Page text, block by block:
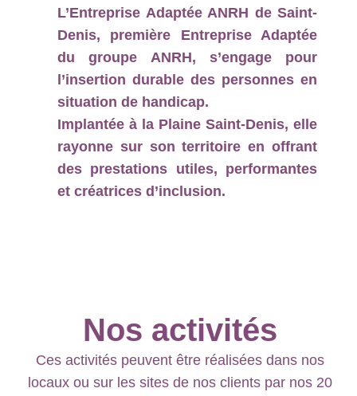
L’Entreprise Adaptée ANRH de Saint-
Denis, première Entreprise Adaptée
du groupe ANRH, s’engage pour
l’insertion durable des personnes en
situation de handicap.
Implantée à la Plaine Saint-Denis, elle
rayonne sur son territoire en offrant
des prestations utiles, performantes
et créatrices d’inclusion.
Nos activités
Ces activités peuvent être réalisées dans nos
locaux ou sur les sites de nos clients par nos 20